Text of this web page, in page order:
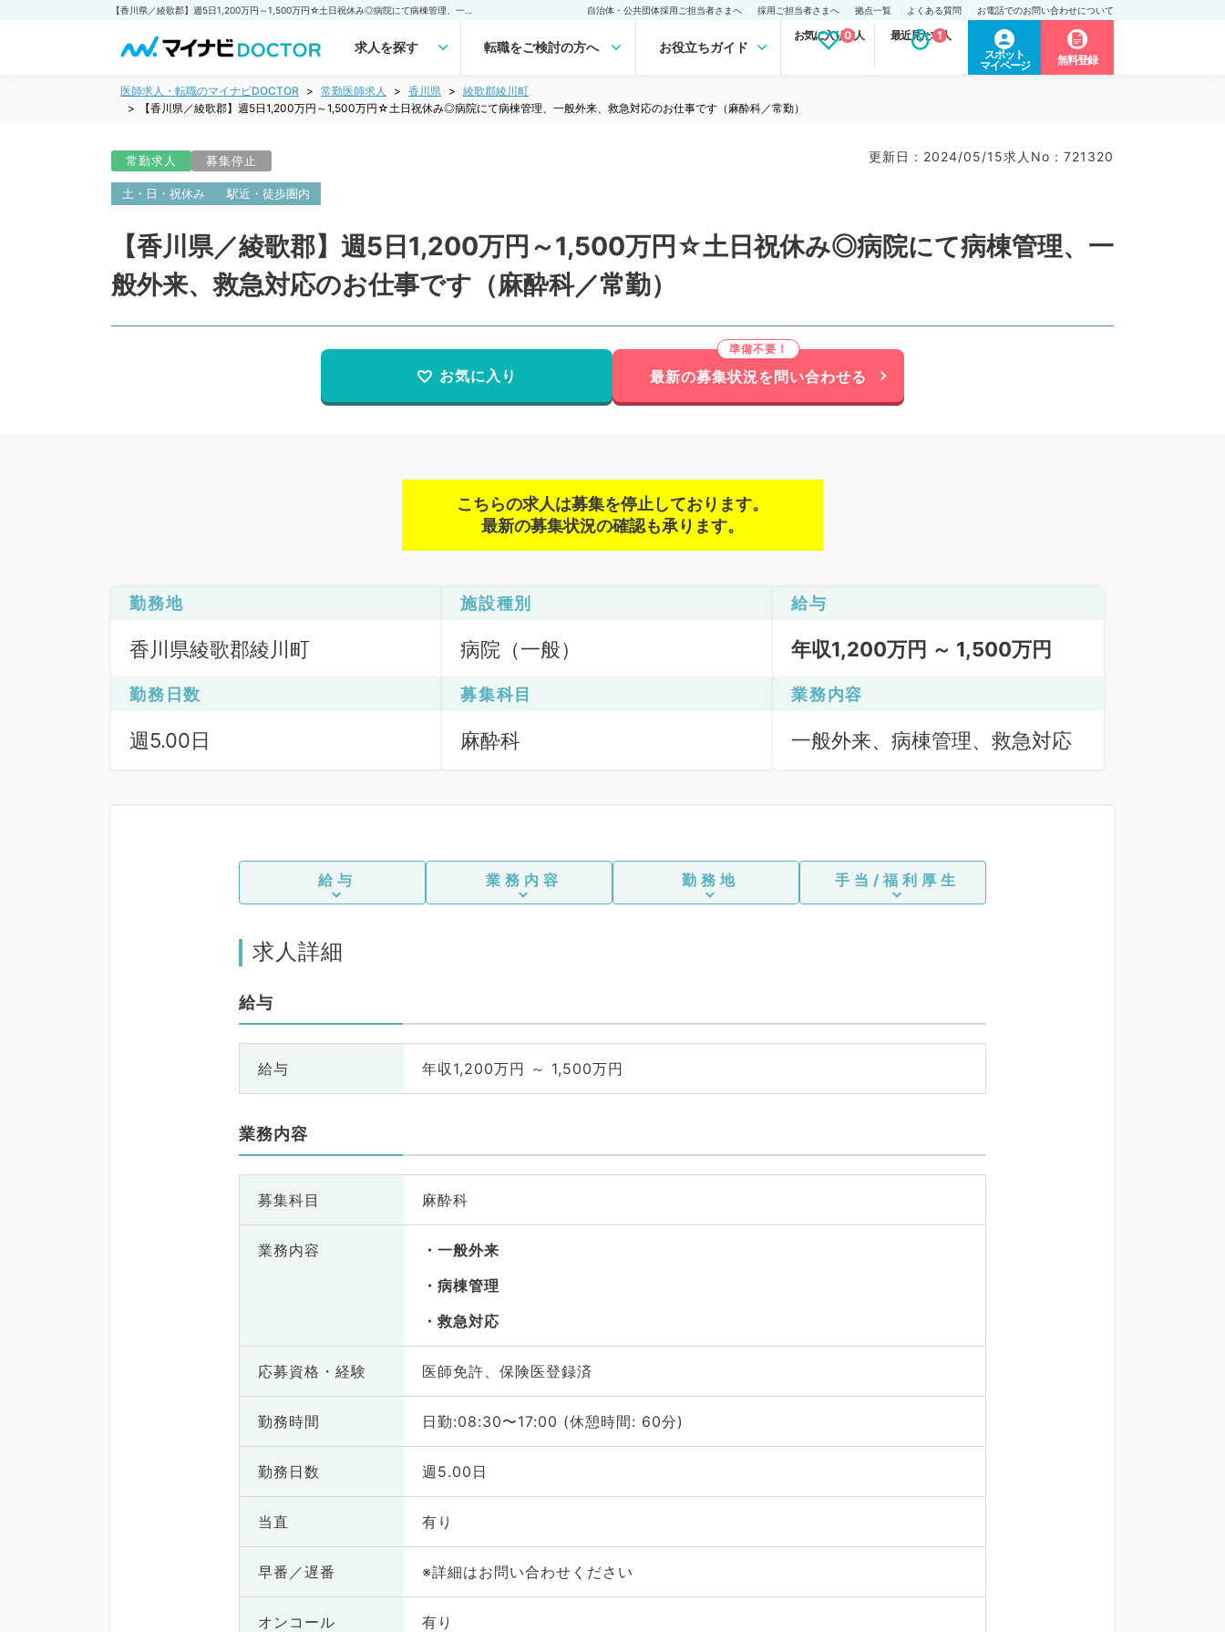
自治体・公共団体採用ご担当者さまへ 採用ご担当者さまへ 拠点一覧 よくある質問 お電話でのお問い合わせについて
求人を探す 転職をご検討の方へ お役立ちガイド
お気に入り求人
0 最近見た求人
1
スポット
マイページ
無料登録
医師求人・転職のマイナビDOCTOR 常勤医師求人 香川県
綾歌郡綾川町
【香川県／綾歌郡】週5日1,200万円～1,500万円☆土日祝休み◎病院にて病棟管理、一般外来、救急対応のお仕事です（麻酔科／常勤）
常勤求人 募集停止 更新日 : 2024/05/15求人No : 721320
土・日・祝休み 駅近・徒歩圏内
【香川県／綾歌郡】週5日1,200万円～1,500万円☆土日祝休み◎病院にて病棟管理、一
般外来、救急対応のお仕事です（麻酔科／常勤）
お気に入り 最新の募集状況を問い合わせる
こちらの求人は募集を停止しております。
最新の募集状況の確認も承ります。
勤務地
香川県綾歌郡綾川町
施設種別
病院（一般）
給与
年収1,200万円 ～ 1,500万円
勤務日数
週5.00日
募集科目
麻酔科
業務内容
一般外来、病棟管理、救急対応
給与 業務内容 勤務地 手当/福利厚生
求人詳細
給与
給与 年収1,200万円 ～ 1,500万円
業務内容
募集科目 麻酔科
業務内容
一般外来
病棟管理
救急対応
応募資格・ 経験 医師免許、保険医登録済
勤務時間 日勤:08:30〜17:00 (休憩時間: 60分)
勤務日数 週5.00日
当直 有り
早番／遅番 ※詳細はお問い合わせください
オンコール 有り